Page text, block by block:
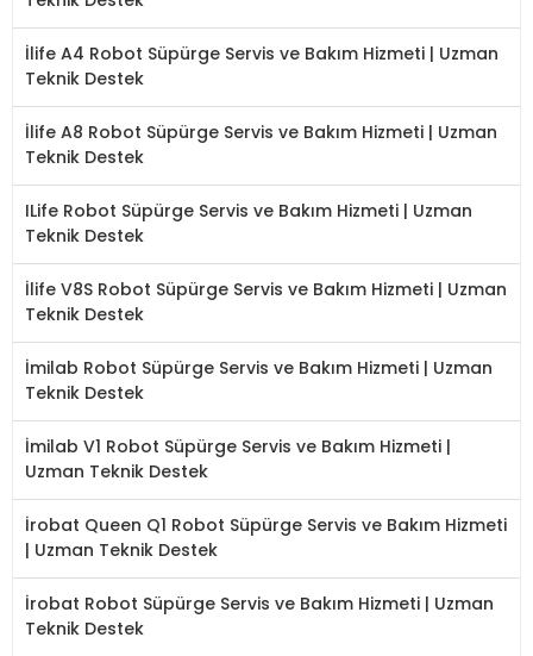
İlife A4 Robot Süpürge Servis ve Bakım Hizmeti | Uzman
Teknik Destek
İlife A8 Robot Süpürge Servis ve Bakım Hizmeti | Uzman
Teknik Destek
ILife Robot Süpürge Servis ve Bakım Hizmeti | Uzman
Teknik Destek
İlife V8S Robot Süpürge Servis ve Bakım Hizmeti | Uzman
Teknik Destek
İmilab Robot Süpürge Servis ve Bakım Hizmeti | Uzman
Teknik Destek
İmilab V1 Robot Süpürge Servis ve Bakım Hizmeti |
Uzman Teknik Destek
İrobat Queen Q1 Robot Süpürge Servis ve Bakım Hizmeti
| Uzman Teknik Destek
İrobat Robot Süpürge Servis ve Bakım Hizmeti | Uzman
Teknik Destek